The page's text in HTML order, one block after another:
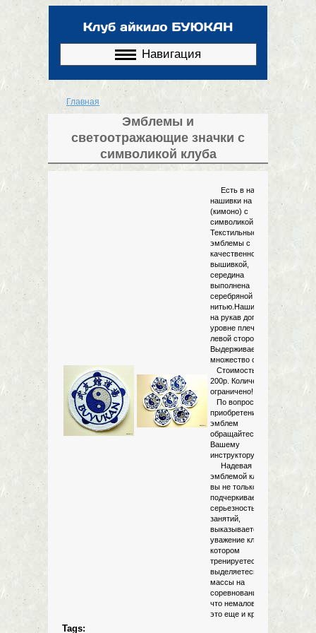
основному
Навигация
Вы здесь
Главная
Эмблемы и
светоотражающие значки с
символикой клуба
Есть в наличии
нашивки на доги
(кимоно) с
символикой клуба.
Текстильные
эмблемы с
качественной
вышивкой,
середина
выполнена
серебряной
нитью.Нашивается
на рукав доги на
уровне плеча, с
левой стороны.
Выдерживает
множество стирок.
Стоимость -
200р. Количество
ограничено!
По вопросам
приобретения
эмблем
обращайтесь к
Вашему
инструктору.
Надевая доги с
эмблемой клуба
вы не только
подчеркиваете
серьезность своих
занятий,
выказываете
уважение клубу в
котором
тренируетесь, но и
выделяетесь из
массы на
соревнованиях. И,
что немаловажно,
это еще и красиво.
Tags: